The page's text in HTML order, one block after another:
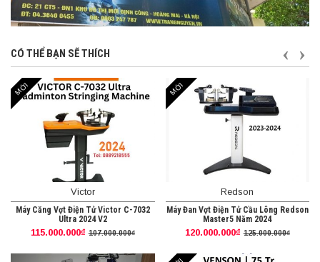
CÓ THỂ BẠN SẼ THÍCH
MỚI
Victor
Máy Căng Vợt Điện Tử Victor C-7032
Ultra 2024 V2
115.000.000₫ 107.000.000₫
MỚI
Redson
Máy Đan Vợt Điện Tử Cầu Lông Redson
Master5 Năm 2024
120.000.000₫ 125.000.000₫